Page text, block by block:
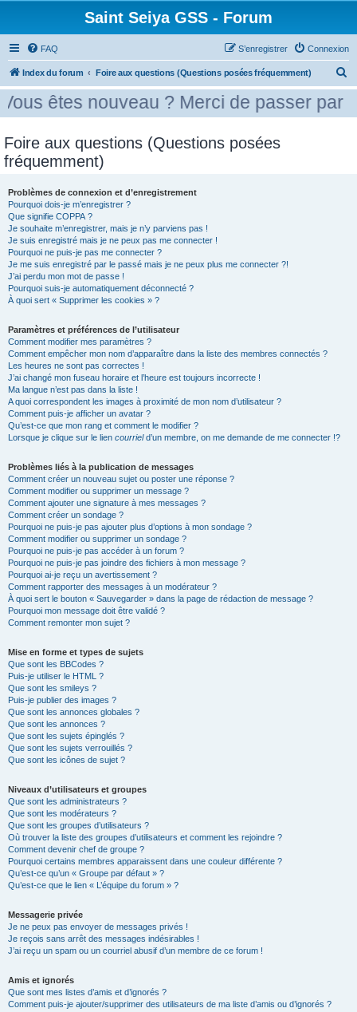
Saint Seiya GSS - Forum
FAQ Connexion
S’enregistrer
Index du forum Foire aux questions (Questions posées fréquemment)
e
? Merci de passer par la case
Foire aux questions (Questions posées
fréquemment)
Problèmes de connexion et d’enregistrement
Pourquoi dois-je m’enregistrer ?
Que signifie COPPA ?
Je souhaite m’enregistrer, mais je n’y parviens pas !
Je suis enregistré mais je ne peux pas me connecter !
Pourquoi ne puis-je pas me connecter ?
Je me suis enregistré par le passé mais je ne peux plus me connecter ?!
J’ai perdu mon mot de passe !
Pourquoi suis-je automatiquement déconnecté ?
À quoi sert « Supprimer les cookies » ?
Paramètres et préférences de l’utilisateur
Comment modifier mes paramètres ?
Comment empêcher mon nom d’apparaître dans la liste des membres connectés ?
Les heures ne sont pas correctes !
J’ai changé mon fuseau horaire et l’heure est toujours incorrecte !
Ma langue n’est pas dans la liste !
A quoi correspondent les images à proximité de mon nom d’utilisateur ?
Comment puis-je afficher un avatar ?
Qu’est-ce que mon rang et comment le modifier ?
Lorsque je clique sur le lien courrield’un membre, on me demande de me connecter !?
Problèmes liés à la publication de messages
Comment créer un nouveau sujet ou poster une réponse ?
Comment modifier ou supprimer un message ?
Comment ajouter une signature à mes messages ?
Comment créer un sondage ?
Pourquoi ne puis-je pas ajouter plus d’options à mon sondage ?
Comment modifier ou supprimer un sondage ?
Pourquoi ne puis-je pas accéder à un forum ?
Pourquoi ne puis-je pas joindre des fichiers à mon message ?
Pourquoi ai-je reçu un avertissement ?
Comment rapporter des messages à un modérateur ?
À quoi sert le bouton « Sauvegarder » dans la page de rédaction de message ?
Pourquoi mon message doit être validé ?
Comment remonter mon sujet ?
Mise en forme et types de sujets
Que sont les BBCodes ?
Puis-je utiliser le HTML ?
Que sont les smileys ?
Puis-je publier des images ?
Que sont les annonces globales ?
Que sont les annonces ?
Que sont les sujets épinglés ?
Que sont les sujets verrouillés ?
Que sont les icônes de sujet ?
Niveaux d’utilisateurs et groupes
Que sont les administrateurs ?
Que sont les modérateurs ?
Que sont les groupes d’utilisateurs ?
Où trouver la liste des groupes d’utilisateurs et comment les rejoindre ?
Comment devenir chef de groupe ?
Pourquoi certains membres apparaissent dans une couleur différente ?
Qu’est-ce qu’un « Groupe par défaut » ?
Qu’est-ce que le lien « L’équipe du forum » ?
Messagerie privée
Je ne peux pas envoyer de messages privés !
Je reçois sans arrêt des messages indésirables !
J’ai reçu un spam ou un courriel abusif d’un membre de ce forum !
Amis et ignorés
Que sont mes listes d’amis et d’ignorés ?
Comment puis-je ajouter/supprimer des utilisateurs de ma liste d’amis ou d’ignorés ?